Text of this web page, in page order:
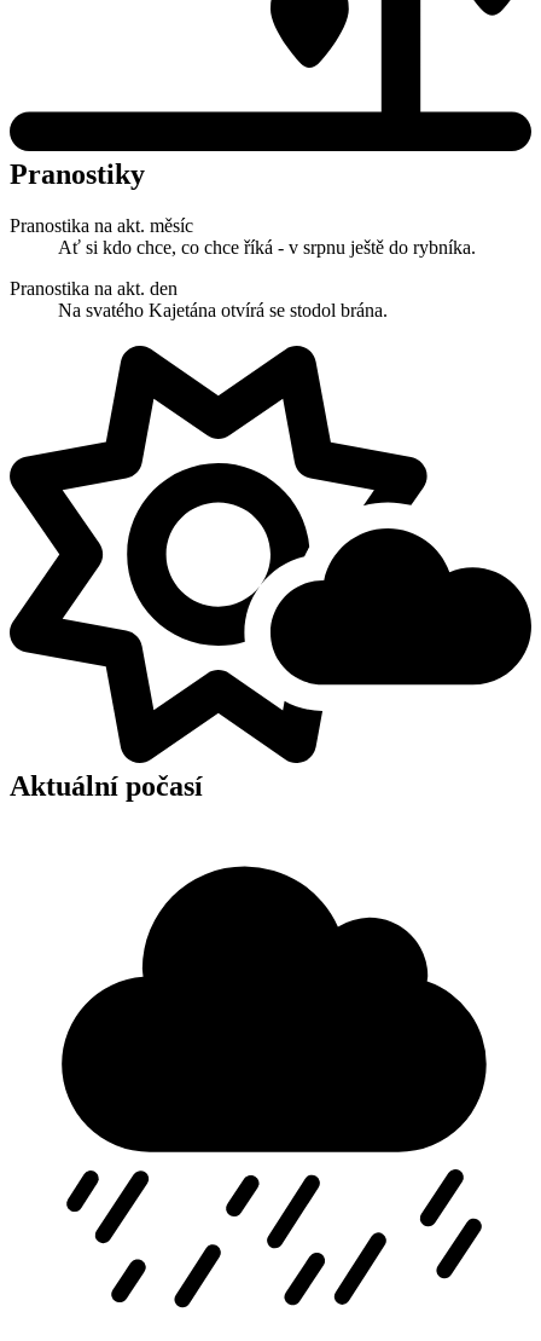
Pranostiky
Pranostika na akt. měsíc
Ať si kdo chce, co chce říká - v srpnu ještě do rybníka.
Pranostika na akt. den
Na svatého Kajetána otvírá se stodol brána.
Aktuální počasí